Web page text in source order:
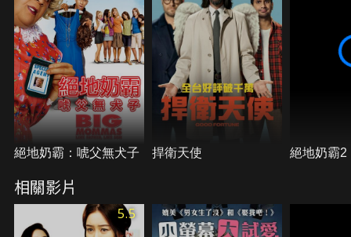
絕地奶霸：唬父無犬子 捍衛天使 絕地奶霸2
相關影片
5.5